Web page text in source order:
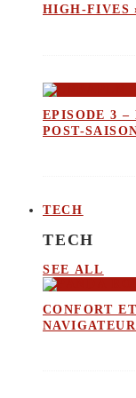
HIGH-FIVES
EPISODE 3
POST-
TECH
TECH
SEE ALL
CONFORT
NAVIGATEUR